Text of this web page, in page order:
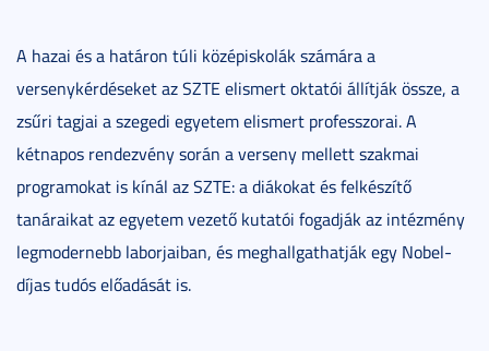
A hazai és a határon túli középiskolák számára a
versenykérdéseket az SZTE elismert oktatói állítják össze, a
zsűri tagjai a szegedi egyetem elismert professzorai. A
kétnapos rendezvény során a verseny mellett szakmai
programokat is kínál az SZTE: a diákokat és felkészítő
tanáraikat az egyetem vezető kutatói fogadják az intézmény
legmodernebb laborjaiban, és meghallgathatják egy Nobel-
díjas tudós előadását is.